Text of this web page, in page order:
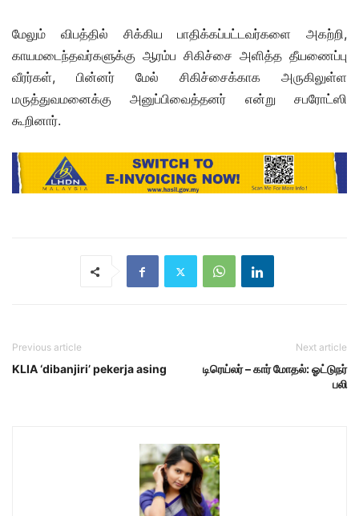
மேலும் விபத்தில் சிக்கிய பாதிக்கப்பட்டவர்களை அகற்றி,
காயமடைந்தவர்களுக்கு ஆரம்ப சிகிச்சை அளித்த தீயணைப்பு
வீரர்கள், பின்னர் மேல் சிகிச்சைக்காக அருகிலுள்ள
மருத்துவமனைக்கு அனுப்பிவைத்தனர் என்று சபரோட்ஸி
கூறினார்.
Previous article
KLIA ‘dibanjiri’ pekerja asing
Next article
டிரெய்லர் – கார் மோதல்: ஓட்டுநர்
பலி